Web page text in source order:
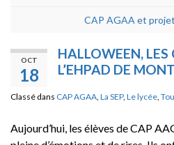
CAP AGAA et
OCT
18
HALLOWEEN,
L’EHPAD DE
Classé dans CAP AGAA La SEP, Le lycée
Aujourd’hui, les élèves de CAP